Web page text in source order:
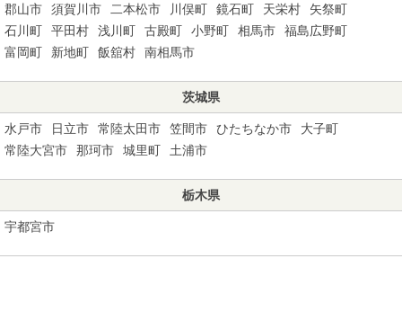
郡山市 須賀川市 二本松市 川俣町 鏡石町 天栄村
矢祭町
石川町
平田村 浅川町 古殿町 小野町 相馬市
福島広野町
富岡町
新地町 飯舘村 南相馬市
茨城県
水戸市 日立市 常陸太田市 笠間市 ひたちなか市
大子町
常陸大宮市
那珂市 城里町 土浦市
栃木県
宇都宮市